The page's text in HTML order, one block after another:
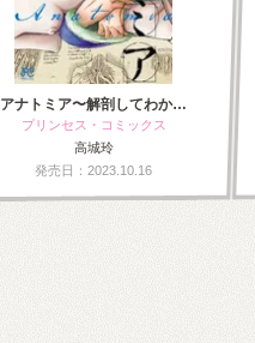
アナトミア〜解剖してわか…
プリンセス・コミックス
高城玲
発売日：2023.10.16